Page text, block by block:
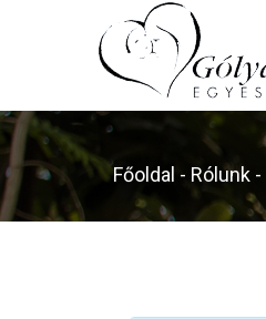
Főoldal - Rólunk -